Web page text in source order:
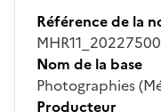
Référence de la
Nom de la base
Photographies
Producteur